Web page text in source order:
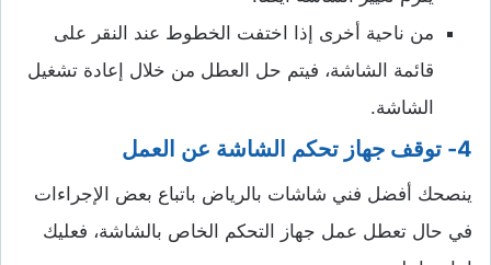
من ناحية أخرى إذا اختفت الخطوط عند النقر على
قائمة الشاشة، فيتم حل العطل من خلال إعادة تشغيل
الشاشة.
4- توقف جهاز تحكم الشاشة عن العمل
ينصحك أفضل فني شاشات بالرياض باتباع بعض الإجراءات
في حال تعطل عمل جهاز التحكم الخاص بالشاشة، فعليك